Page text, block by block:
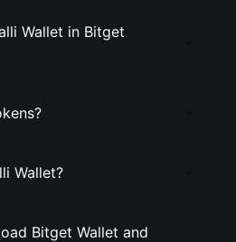
Wallet in Bitget
Wallet?
Bitget Wallet and